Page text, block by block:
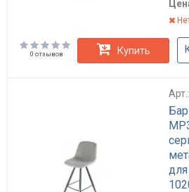
0 отзывов Купить